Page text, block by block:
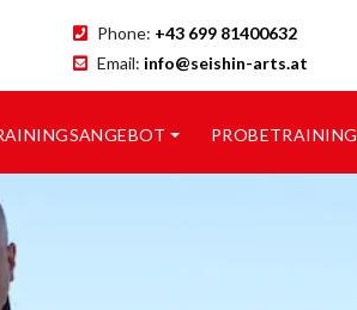
Phone: +43 699 81400632
Email: info@seishin-arts.at
PROBETRAINING